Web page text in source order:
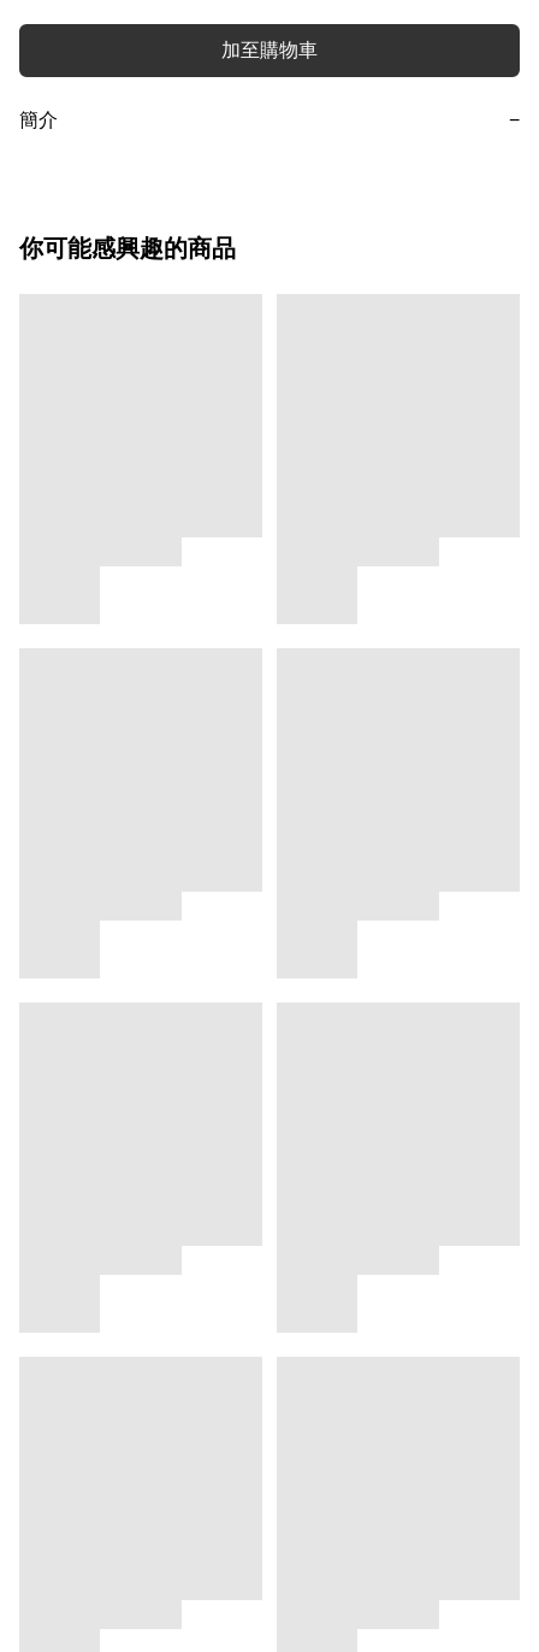
加至購物車
簡介 −
你可能感興趣的商品